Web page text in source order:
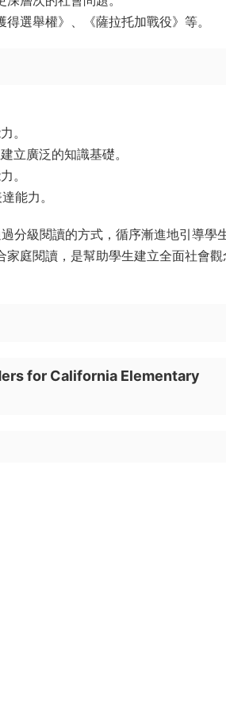
選舉權》、《薩拉托加戰役》等。
。
立廣泛的知識基礎。
。
能力。
分級閱讀的方式，循序漸進地引導學
庭閱讀，是幫助學生建立全面社會觀
for California Elementary